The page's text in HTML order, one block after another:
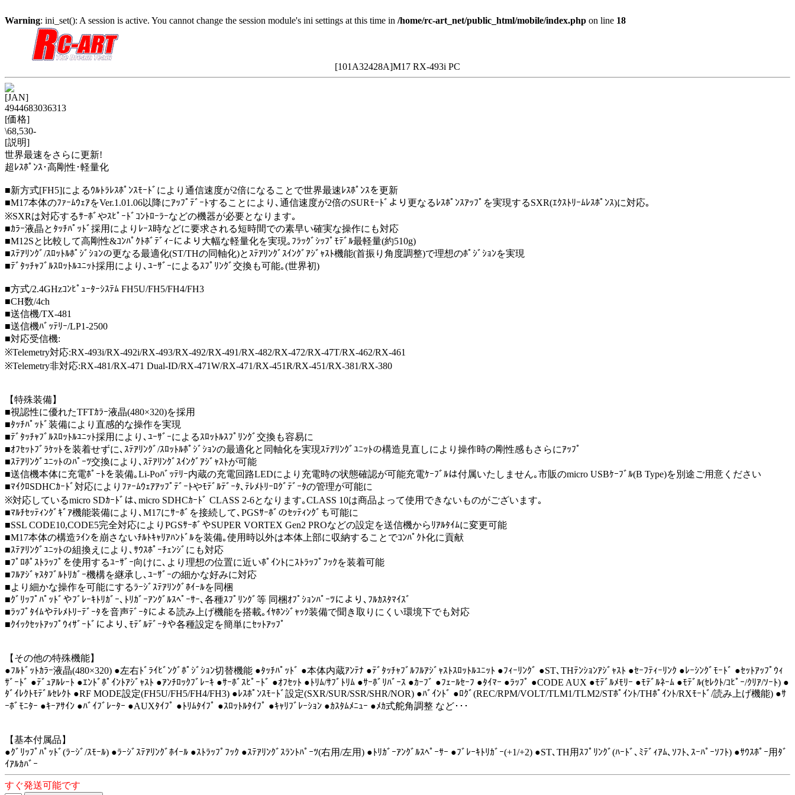
Warning: ini_set(): A session is active. You cannot change the session module's ini settings at this time in /home/rc-art_net/public_html/mobile/index.php on line 18
[101A32428A]M17 RX-493i PC
[JAN]
4944683036313
[価格]
\68,530-
[説明]
世界最速をさらに更新!
超ﾚｽﾎﾟﾝｽ･高剛性･軽量化
■新方式[FH5]によるｳﾙﾄﾗﾚｽﾎﾟﾝｽﾓｰﾄﾞにより通信速度が2倍になることで世界最速ﾚｽﾎﾟﾝｽを更新
■M17本体のﾌｧｰﾑｳｪｱをVer.1.01.06以降にｱｯﾌﾟﾃﾞｰﾄすることにより､通信速度が2倍のSURﾓｰﾄﾞより更なるﾚｽﾎﾟﾝｽｱｯﾌﾟを実現するSXR(ｴｸｽﾄﾘｰﾑﾚｽﾎﾟﾝｽ)に対応｡
※SXRは対応するｻｰﾎﾞやｽﾋﾟｰﾄﾞｺﾝﾄﾛｰﾗｰなどの機器が必要となります｡
■ｶﾗｰ液晶とﾀｯﾁﾊﾟｯﾄﾞ採用によりﾚｰｽ時などに要求される短時間での素早い確実な操作にも対応
■M12Sと比較して高剛性&ｺﾝﾊﾟｸﾄﾎﾞﾃﾞｨｰにより大幅な軽量化を実現｡ﾌﾗｯｸﾞｼｯﾌﾟﾓﾃﾞﾙ最軽量(約510g)
■ｽﾃｱﾘﾝｸﾞ/ｽﾛｯﾄﾙﾎﾟｼﾞｼｮﾝの更なる最適化(ST/THの同軸化)とｽﾃｱﾘﾝｸﾞｽｲﾝｸﾞｱｼﾞｬｽﾄ機能(首振り角度調整)で理想のﾎﾟｼﾞｼｮﾝを実現
■ﾃﾞﾀｯﾁｬﾌﾞﾙｽﾛｯﾄﾙﾕﾆｯﾄ採用により､ﾕｰｻﾞｰによるｽﾌﾟﾘﾝｸﾞ交換も可能｡(世界初)
■方式/2.4GHzｺﾝﾋﾟｭｰﾀｰｼｽﾃﾑ FH5U/FH5/FH4/FH3
■CH数/4ch
■送信機/TX-481
■送信機ﾊﾞｯﾃﾘｰ/LP1-2500
■対応受信機:
※Telemetry対応:RX-493i/RX-492i/RX-493/RX-492/RX-491/RX-482/RX-472/RX-47T/RX-462/RX-461
※Telemetry非対応:RX-481/RX-471 Dual-ID/RX-471W/RX-471/RX-451R/RX-451/RX-381/RX-380
【特殊装備】
■視認性に優れたTFTｶﾗｰ液晶(480×320)を採用
■ﾀｯﾁﾊﾟｯﾄﾞ装備により直感的な操作を実現
■ﾃﾞﾀｯﾁｬﾌﾞﾙｽﾛｯﾄﾙﾕﾆｯﾄ採用により､ﾕｰｻﾞｰによるｽﾛｯﾄﾙｽﾌﾟﾘﾝｸﾞ交換も容易に
■ｵﾌｾｯﾄﾌﾞﾗｹｯﾄを装着せずに､ｽﾃｱﾘﾝｸﾞ/ｽﾛｯﾄﾙﾎﾟｼﾞｼｮﾝの最適化と同軸化を実現ｽﾃｱﾘﾝｸﾞﾕﾆｯﾄの構造見直しにより操作時の剛性感もさらにｱｯﾌﾟ
■ｽﾃｱﾘﾝｸﾞﾕﾆｯﾄのﾊﾟｰﾂ交換により､ｽﾃｱﾘﾝｸﾞｽｲﾝｸﾞｱｼﾞｬｽﾄが可能
■送信機本体に充電ﾎﾟｰﾄを装備｡Li-Poﾊﾞｯﾃﾘｰ内蔵の充電回路LEDにより充電時の状態確認が可能充電ｹｰﾌﾞﾙは付属いたしません｡市販のmicro USBｹｰﾌﾞﾙ(B Type)を別途ご用意ください
■ﾏｲｸﾛSDHCｶｰﾄﾞ対応によりﾌｧｰﾑｳｪｱｱｯﾌﾟﾃﾞｰﾄやﾓﾃﾞﾙﾃﾞｰﾀ､ﾃﾚﾒﾄﾘｰﾛｸﾞﾃﾞｰﾀの管理が可能に
※対応しているmicro SDｶｰﾄﾞは､micro SDHCｶｰﾄﾞ CLASS 2-6となります｡CLASS 10は商品よって使用できないものがございます｡
■ﾏﾙﾁｾｯﾃｨﾝｸﾞｷﾞｱ機能装備により､M17にｻｰﾎﾞを接続して､PGSｻｰﾎﾞのｾｯﾃｨﾝｸﾞも可能に
■SSL CODE10,CODE5完全対応によりPGSｻｰﾎﾞやSUPER VORTEX Gen2 PROなどの設定を送信機からﾘｱﾙﾀｲﾑに変更可能
■M17本体の構造ﾗｲﾝを崩さないﾁﾙﾄｷｬﾘｱﾊﾝﾄﾞﾙを装備｡使用時以外は本体上部に収納することでｺﾝﾊﾟｸﾄ化に貢献
■ｽﾃｱﾘﾝｸﾞﾕﾆｯﾄの組換えにより､ｻｳｽﾎﾟｰﾁｪﾝｼﾞにも対応
■ﾌﾟﾛﾎﾟｽﾄﾗｯﾌﾟを使用するﾕｰｻﾞｰ向けに､より理想の位置に近いﾎﾟｲﾝﾄにｽﾄﾗｯﾌﾟﾌｯｸを装着可能
■ﾌﾙｱｼﾞｬｽﾀﾌﾞﾙﾄﾘｶﾞｰ機構を継承し､ﾕｰｻﾞｰの細かな好みに対応
■より細かな操作を可能にするﾗｰｼﾞｽﾃｱﾘﾝｸﾞﾎｲｰﾙを同梱
■ｸﾞﾘｯﾌﾟﾊﾟｯﾄﾞやﾌﾞﾚｰｷﾄﾘｶﾞｰ､ﾄﾘｶﾞｰｱﾝｸﾞﾙｽﾍﾟｰｻｰ､各種ｽﾌﾟﾘﾝｸﾞ等 同梱ｵﾌﾟｼｮﾝﾊﾟｰﾂにより､ﾌﾙｶｽﾀﾏｲｽﾞ
■ﾗｯﾌﾟﾀｲﾑやﾃﾚﾒﾄﾘｰﾃﾞｰﾀを音声ﾃﾞｰﾀによる読み上げ機能を搭載｡ｲﾔﾎﾝｼﾞｬｯｸ装備で聞き取りにくい環境下でも対応
■ｸｲｯｸｾｯﾄｱｯﾌﾟｳｨｻﾞｰﾄﾞにより､ﾓﾃﾞﾙﾃﾞｰﾀや各種設定を簡単にｾｯﾄｱｯﾌﾟ
【その他の特殊機能】
●ﾌﾙﾄﾞｯﾄｶﾗｰ液晶(480×320) ●左右ﾄﾞﾗｲﾋﾞﾝｸﾞﾎﾟｼﾞｼｮﾝ切替機能 ●ﾀｯﾁﾊﾟｯﾄﾞ ●本体内蔵ｱﾝﾃﾅ ●ﾃﾞﾀｯﾁｬﾌﾞﾙﾌﾙｱｼﾞｬｽﾄｽﾛｯﾄﾙﾕﾆｯﾄ ●ﾌｨｰﾘﾝｸﾞ ●ST､THﾃﾝｼｮﾝｱｼﾞｬｽﾄ ●ｾｰﾌﾃｨｰﾘﾝｸ ●ﾚｰｼﾝｸﾞﾓｰﾄﾞ ●ｾｯﾄｱｯﾌﾟｳｨ
ｻﾞｰﾄﾞ ●ﾃﾞｭｱﾙﾚｰﾄ ●ｴﾝﾄﾞﾎﾟｲﾝﾄｱｼﾞｬｽﾄ ●ｱﾝﾁﾛｯｸﾌﾞﾚｰｷ ●ｻｰﾎﾞｽﾋﾟｰﾄﾞ ●ｵﾌｾｯﾄ ●ﾄﾘﾑ/ｻﾌﾞﾄﾘﾑ ●ｻｰﾎﾞﾘﾊﾞｰｽ ●ｶｰﾌﾞ ●ﾌｪｰﾙｾｰﾌ ●ﾀｲﾏｰ ●ﾗｯﾌﾟ ●CODE AUX ●ﾓﾃﾞﾙﾒﾓﾘｰ ●ﾓﾃﾞﾙﾈｰﾑ ●ﾓﾃﾞﾙ(ｾﾚｸﾄ/ｺﾋﾟｰ/ｸﾘｱ/ｿｰﾄ) ●
ﾀﾞｲﾚｸﾄﾓﾃﾞﾙｾﾚｸﾄ ●RF MODE設定(FH5U/FH5/FH4/FH3) ●ﾚｽﾎﾟﾝｽﾓｰﾄﾞ設定(SXR/SUR/SSR/SHR/NOR) ●ﾊﾞｲﾝﾄﾞ ●ﾛｸﾞ(REC/RPM/VOLT/TLM1/TLM2/STﾎﾟｲﾝﾄ/THﾎﾟｲﾝﾄ/RXﾓｰﾄﾞ/読み上げ機能) ●ｻ
ｰﾎﾞﾓﾆﾀｰ ●ｷｰｱｻｲﾝ ●ﾊﾞｲﾌﾞﾚｰﾀｰ ●AUXﾀｲﾌﾟ ●ﾄﾘﾑﾀｲﾌﾟ ●ｽﾛｯﾄﾙﾀｲﾌﾟ ●ｷｬﾘﾌﾞﾚｰｼｮﾝ ●ｶｽﾀﾑﾒﾆｭｰ ●ﾒｶ式舵角調整 など･･･
【基本付属品】
●ｸﾞﾘｯﾌﾟﾊﾟｯﾄﾞ(ﾗｰｼﾞ/ｽﾓｰﾙ) ●ﾗｰｼﾞｽﾃｱﾘﾝｸﾞﾎｲｰﾙ ●ｽﾄﾗｯﾌﾟﾌｯｸ ●ｽﾃｱﾘﾝｸﾞｽﾗﾝﾄﾊﾟｰﾂ(右用/左用) ●ﾄﾘｶﾞｰｱﾝｸﾞﾙｽﾍﾟｰｻｰ ●ﾌﾞﾚｰｷﾄﾘｶﾞｰ(+1/+2) ●ST､TH用ｽﾌﾟﾘﾝｸﾞ(ﾊｰﾄﾞ､ﾐﾃﾞｨｱﾑ､ｿﾌﾄ､ｽｰﾊﾟｰｿﾌﾄ) ●ｻｳｽﾎﾟｰ用ﾀﾞ
ｲｱﾙｶﾊﾞｰ
すぐ発送可能です